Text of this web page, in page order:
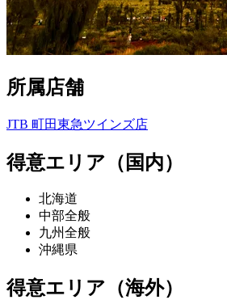
所属店舗
JTB 町田東急ツインズ店
得意エリア（国内）
北海道
中部全般
九州全般
沖縄県
得意エリア（海外）